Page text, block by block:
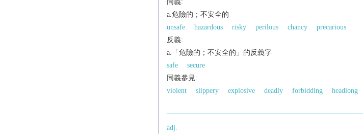
同義:
a.危險的；不安全的
unsafe
hazardous risky perilous chancy
precarious
反義:
a.「危險的；不安全的」的反義字
safe
secure
同義參見:
violent
slippery explosive deadly forbidding headlong
adj.